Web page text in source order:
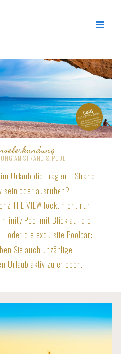
AM STRAND & POOL
Urlaub die Fragen – Strand
sein oder ausruhen?
THE VIEW lockt nicht nur
Pool mit Blick auf die
oder die exquisite Poolbar:
Sie auch unzählige
Urlaub aktiv zu erleben.